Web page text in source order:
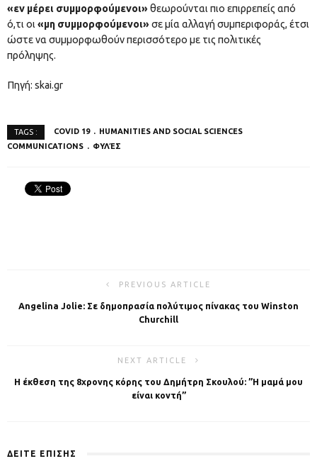
«εν μέρει συμμορφούμενοι»θεωρούνται πιο επιρρεπείς από
ό,τι οι «μη συμμορφούμενοι»σε μία αλλαγή συμπεριφοράς, έτσι
ώστε να συμμορφωθούν περισσότερο με τις πολιτικές
πρόληψης.
Πηγή: skai.gr
TAGS : COVID 19
HUMANITIES AND SOCIAL SCIENCES
COMMUNICATIONS
ΦΥΛΈΣ
PREVIOUS ARTICLE
Angelina Jolie: Σε δημοπρασία πολύτιμος πίνακας του Winston
Churchill
NEXT ARTICLE
Η έκθεση της 8χρονης κόρης του Δημήτρη Σκουλού: ”Η μαμά μου
είναι κοντή”
ΔΕΙΤΕ ΕΠΙΣΗΣ